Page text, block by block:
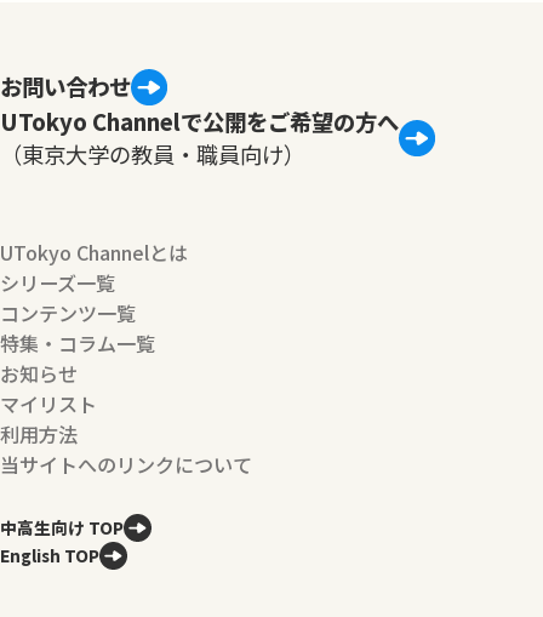
お問い合わせ
UTokyo Channelで公開をご希望の方へ
（東京大学の教員・職員向け）
UTokyo Channelとは
シリーズ一覧
コンテンツ一覧
特集・コラム一覧
お知らせ
マイリスト
利用方法
当サイトへのリンクについて
中高生向け TOP
English TOP